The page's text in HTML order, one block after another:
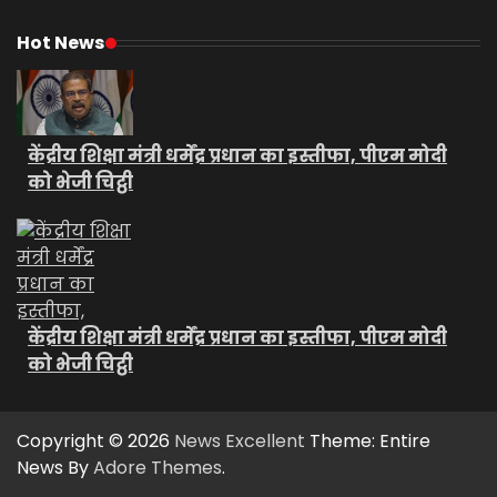
Hot News
केंद्रीय शिक्षा मंत्री धर्मेंद्र प्रधान का इस्तीफा, पीएम मोदी
को भेजी चिट्ठी
केंद्रीय शिक्षा मंत्री धर्मेंद्र प्रधान का इस्तीफा, पीएम मोदी
को भेजी चिट्ठी
Copyright © 2026 News Excellent Theme: Entire
News ByAdore Themes.